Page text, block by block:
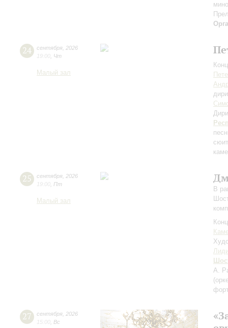
24 сентября 2026
19:00 Чт
Малый зал
25 сентября 2026
19:00 Пт
Малый зал
В
А.
27 сентября 2026
15:00 Вс